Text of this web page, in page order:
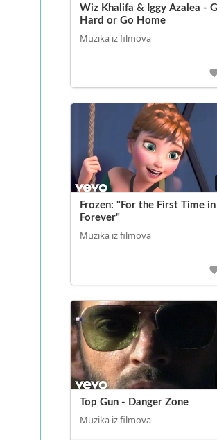
Wiz Khalifa & Iggy Azalea -
Hard or Go Home
Muzika iz filmova
Frozen: "For the First Time in
Forever"
Muzika iz filmova
Top Gun - Danger Zone
Muzika iz filmova